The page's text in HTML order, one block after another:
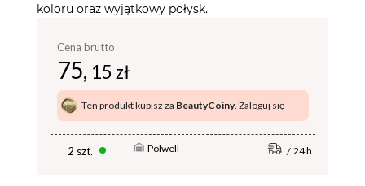
koloru oraz wyjątkowy połysk.
Cena brutto
75, 15 zł
Ten produkt kupisz za BeautyCoiny. Zaloguj się
2 szt. Polwell 24 h